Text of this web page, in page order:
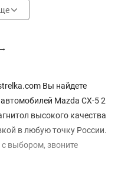
→
Вы найдете
Mazda CX-5 2
высокого качества
в любую точку России.
выбором, звоните